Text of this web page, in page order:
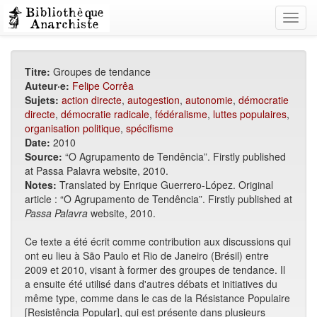
Titre: Groupes de tendance
Auteur·e: Felipe Corrêa
Sujets: action directe, autogestion, autonomie, démocratie
directe, démocratie radicale, fédéralisme, luttes populaires,
organisation politique, spécifisme
Date: 2010
Source: “O Agrupamento de Tendência”. Firstly published
at Passa Palavra website, 2010.
Notes: Translated by Enrique Guerrero-López. Original
article : “O Agrupamento de Tendência”. Firstly published at
Passa Palavra website, 2010.
Ce texte a été écrit comme contribution aux discussions qui
ont eu lieu à São Paulo et Rio de Janeiro (Brésil) entre
2009 et 2010, visant à former des groupes de tendance. Il
a ensuite été utilisé dans d'autres débats et initiatives du
même type, comme dans le cas de la Résistance Populaire
[Resistência Popular], qui est présente dans plusieurs